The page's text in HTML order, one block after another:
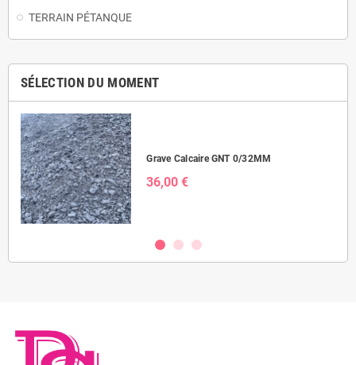
TERRAIN PÉTANQUE
SÉLECTION DU MOMENT
Grave Calcaire GNT 0/32MM
36,00 €